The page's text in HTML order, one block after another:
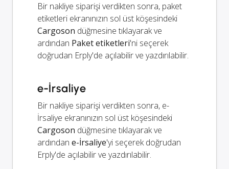
Bir nakliye siparişi verdikten sonra, paket
etiketleri ekranınızın sol üst köşesindeki
Cargoson düğmesine tıklayarak ve
ardından Paket etiketleri'ni seçerek
doğrudan Erply'de açılabilir ve yazdırılabilir.
e-İrsaliye
Bir nakliye siparişi verdikten sonra, e-
İrsaliye ekranınızın sol üst köşesindeki
Cargoson düğmesine tıklayarak ve
ardından e-İrsaliye'yi seçerek doğrudan
Erply'de açılabilir ve yazdırılabilir.